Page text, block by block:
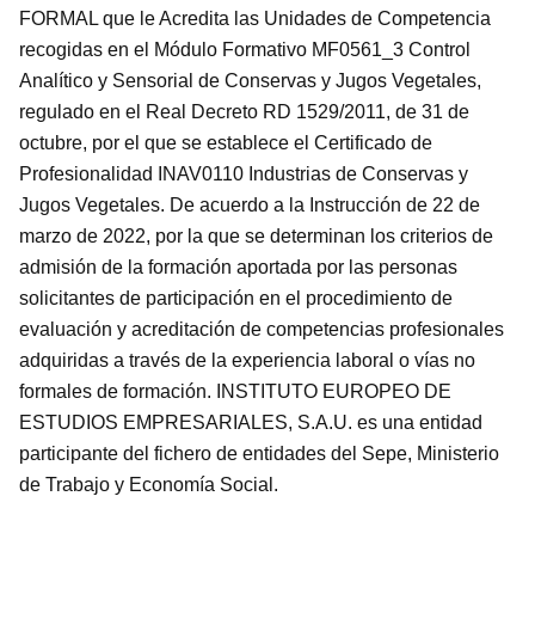
FORMAL que le Acredita las Unidades de Competencia
recogidas en el Módulo Formativo MF0561_3 Control
Analítico y Sensorial de Conservas y Jugos Vegetales,
regulado en el Real Decreto RD 1529/2011, de 31 de
octubre, por el que se establece el Certificado de
Profesionalidad INAV0110 Industrias de Conservas y
Jugos Vegetales. De acuerdo a la Instrucción de 22 de
marzo de 2022, por la que se determinan los criterios de
admisión de la formación aportada por las personas
solicitantes de participación en el procedimiento de
evaluación y acreditación de competencias profesionales
adquiridas a través de la experiencia laboral o vías no
formales de formación. INSTITUTO EUROPEO DE
ESTUDIOS EMPRESARIALES, S.A.U. es una entidad
participante del fichero de entidades del Sepe, Ministerio
de Trabajo y Economía Social.